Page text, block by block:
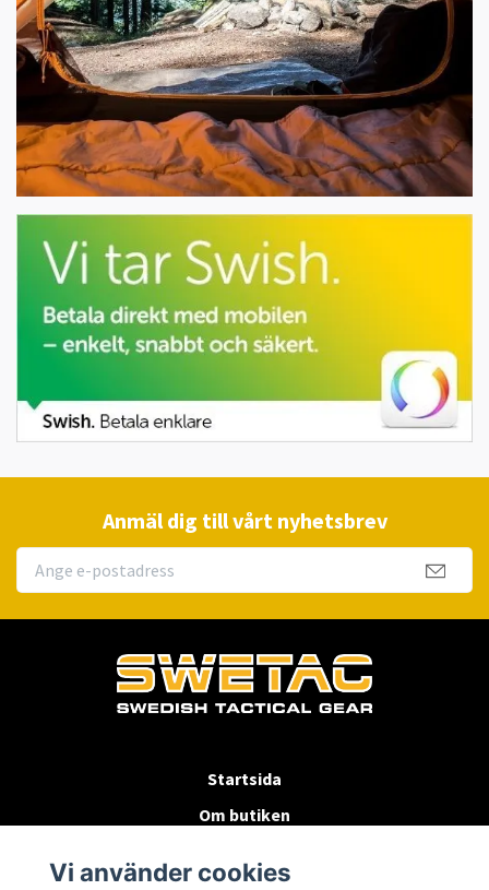
Anmäl dig till vårt nyhetsbrev
Startsida
Om butiken
Vi använder cookies